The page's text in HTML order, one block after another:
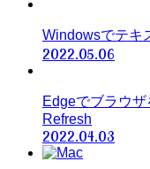
Windowsでテキ
2022.05.06
Edgeでブラウ
Refresh
2022.04.03